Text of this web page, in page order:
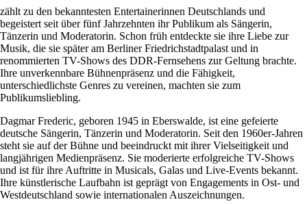
zählt zu den bekanntesten Entertainerinnen Deutschlands und
begeistert seit über fünf Jahrzehnten ihr Publikum als Sängerin,
Tänzerin und Moderatorin. Schon früh entdeckte sie ihre Liebe zur
Musik, die sie später am Berliner Friedrichstadtpalast und in
renommierten TV-Shows des DDR-Fernsehens zur Geltung brachte.
Ihre unverkennbare Bühnenpräsenz und die Fähigkeit,
unterschiedlichste Genres zu vereinen, machten sie zum
Publikumsliebling.
Dagmar Frederic, geboren 1945 in Eberswalde, ist eine gefeierte
deutsche Sängerin, Tänzerin und Moderatorin. Seit den 1960er-Jahren
steht sie auf der Bühne und beeindruckt mit ihrer Vielseitigkeit und
langjährigen Medienpräsenz. Sie moderierte erfolgreiche TV-Shows
und ist für ihre Auftritte in Musicals, Galas und Live-Events bekannt.
Ihre künstlerische Laufbahn ist geprägt von Engagements in Ost- und
Westdeutschland sowie internationalen Auszeichnungen.